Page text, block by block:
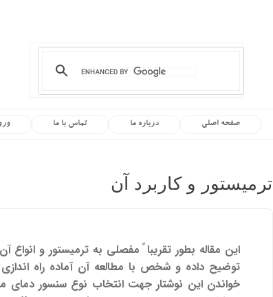
تماس با ما درباره ما صفحه اصلی
ترمیستور و کاربرد آن
توضیح داده و شخص با مطالعه آن آماده راه
خواندن این نوشتار جهت انتخاب نوع سنسور دمای